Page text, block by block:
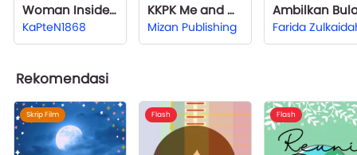
Woman Inside Man
KaPteN1868
KKPK Me and My Cute Cat
Mizan Publishing
Rekomendasi
Skrip Film Flash Flash